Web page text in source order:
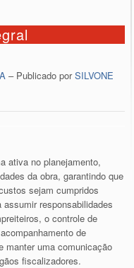
– Publicado porSILVONE
ativa no planejamento,
da obra, garantindo que
sejam cumpridos
responsabilidades
o controle de
de
manter uma comunicação
fiscalizadores.